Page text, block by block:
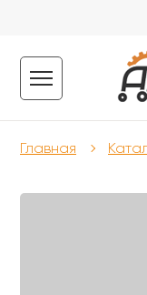
Главная